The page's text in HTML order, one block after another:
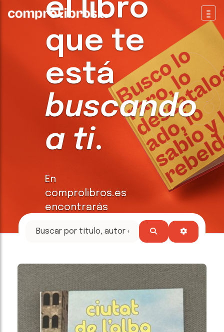
el libro
que te
está
buscando
a ti.
En
comprolibros.es
encontrarás
tesoros